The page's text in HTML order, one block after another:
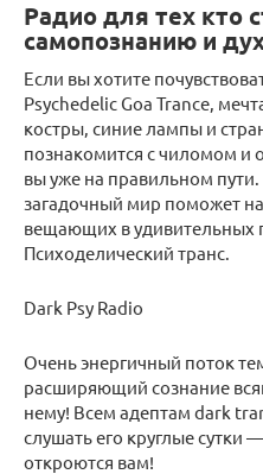
Радио для тех кто
самопознанию и
Если вы хотите
Psychedelic Goa Trance,
костры, синие лампы и
познакомится с чиломом и
вы уже на правильном
загадочный мир поможет
вещающих в удивительных
Психоделический транс.
Dark Psy Radio
Очень энергичный поток
расширяющий сознание
нему! Всем адептам dark
слушать его круглые сутки
откроются вам!